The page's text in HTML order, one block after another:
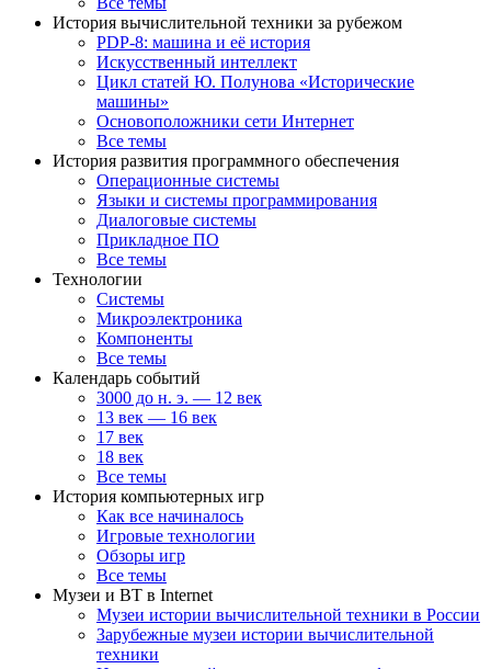
История вычислительной техники за рубежом
PDP-8: машина и её история
Искусственный интеллект
Цикл статей Ю. Полунова «Исторические
машины»
Основоположники сети Интернет
Все темы
История развития программного обеспечения
Операционные системы
Языки и системы программирования
Диалоговые системы
Прикладное ПО
Все темы
Технологии
Системы
Микроэлектроника
Компоненты
Все темы
Календарь событий
3000 до н. э. — 12 век
13 век — 16 век
17 век
18 век
Все темы
История компьютерных игр
Как все начиналось
Игровые технологии
Обзоры игр
Все темы
Музеи и ВТ в Internet
Музеи истории вычислительной техники в России
Зарубежные музеи истории вычислительной
техники